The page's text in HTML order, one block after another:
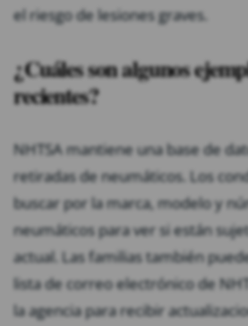
el riesgo de lesiones graves.
¿Cuáles son algunos
recientes?
NHTSA mantiene una base de
retiradas de neumáticos. Los
buscar por la marca, modelo y
neumáticos para ver si están
actual. Las familias también
lista de correo electrónico de
la agencia para recibir